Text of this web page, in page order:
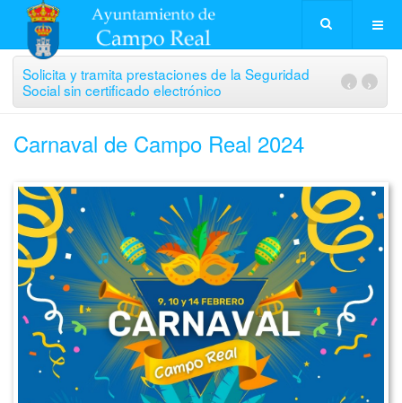
Solicita y tramita prestaciones de la Seguridad
Social sin certificado electrónico
›
‹
Carnaval de Campo Real 2024